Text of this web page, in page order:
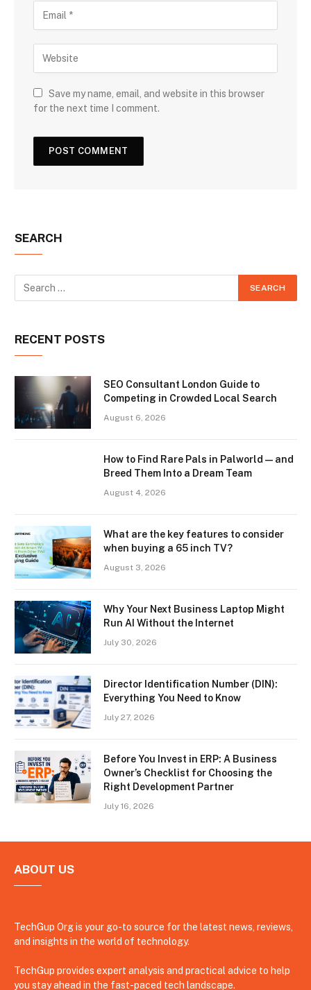
Save my name, email, and website in this browser
for the next time I comment.
SEARCH
RECENT POSTS
SEO Consultant London Guide to
Competing in Crowded Local Search
August 6, 2026
How to Find Rare Pals in Palworld — and
Breed Them Into a Dream Team
August 4, 2026
What are the key features to consider
when buying a 65 inch TV?
August 3, 2026
Why Your Next Business Laptop Might
Run AI Without the Internet
July 30, 2026
Director Identification Number (DIN):
Everything You Need to Know
July 27, 2026
Before You Invest in ERP: A Business
Owner’s Checklist for Choosing the
Right Development Partner
July 16, 2026
ABOUT US
TechGup Org is your go-to source for the latest news, reviews,
and insights in the world of technology.
TechGup provides expert analysis and practical advice to help
you stay ahead in the fast-paced tech landscape.